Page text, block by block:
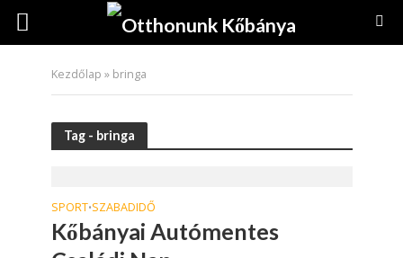
Kezdőlap » bringa
Tag - bringa
SPORT•SZABADIDŐ
Kőbányai Autómentes